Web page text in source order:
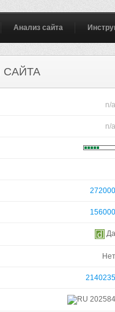
Анализ сайта
САЙТА
n/a
n/a
272000
156000
Да
Нет
2140235
202584